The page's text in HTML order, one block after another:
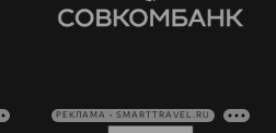
РЕКЛАМА • SMARTTRAVEL.RU